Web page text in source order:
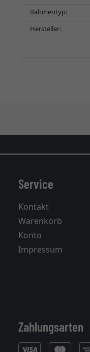
Rahmentyp:
Hersteller:
Service
Kontakt
Warenkorb
Konto
Impressum
Zahlungsarten